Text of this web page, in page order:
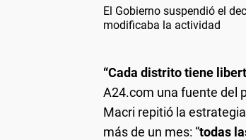
El Gobierno suspendió el
modificaba la actividad
“Cada distrito tiene
A24.com una fuente del
Macri repitió la
más de un mes: “todas